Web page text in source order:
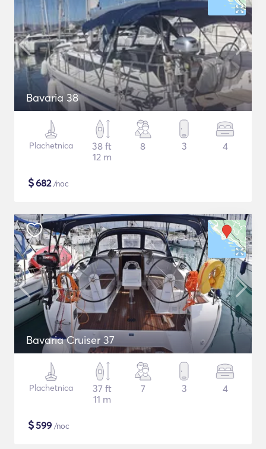
Bavaria 38
Plachetnica
38 ft
12 m
8 3 4
$682/noc
Bavaria Cruiser 37
Plachetnica
37 ft
11 m
7 3 4
$599 /noc